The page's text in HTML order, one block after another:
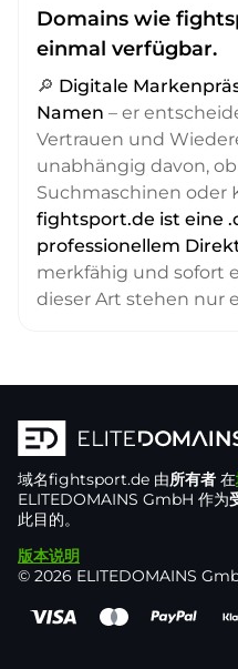
Domains wie
einmal verfügbar.
🔎 Digitale
Namen – er
Vertrauen und
unabhängig davon,
Suchmaschinen oder
fightsport.de ist eine
professionellem
merkfähig und sofort
dieser Art stehen nur
域名fightsport.de 由所有者 在
ELITEDOMAINS GmbH 作为
此目的。
版本说明
© 2026 ELITEDOMAINS